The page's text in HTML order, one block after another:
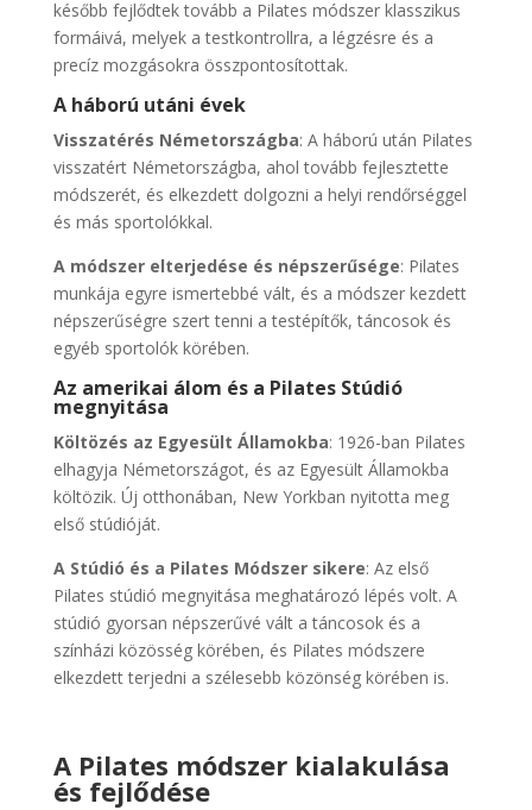
később fejlődtek tovább a Pilates módszer klasszikus
formáivá, melyek a testkontrollra, a légzésre és a
precíz mozgásokra összpontosítottak.
A háború utáni évek
Visszatérés Németországba: A háború után Pilates
visszatért Németországba, ahol tovább fejlesztette
módszerét, és elkezdett dolgozni a helyi rendőrséggel
és más sportolókkal.
A módszer elterjedése és népszerűsége: Pilates
munkája egyre ismertebbé vált, és a módszer kezdett
népszerűségre szert tenni a testépítők, táncosok és
egyéb sportolók körében.
Az amerikai álom és a Pilates Stúdió
megnyitása
Költözés az Egyesült Államokba: 1926-ban Pilates
elhagyja Németországot, és az Egyesült Államokba
költözik. Új otthonában, New Yorkban nyitotta meg
első stúdióját.
A Stúdió és a Pilates Módszer sikere: Az első
Pilates stúdió megnyitása meghatározó lépés volt. A
stúdió gyorsan népszerűvé vált a táncosok és a
színházi közösség körében, és Pilates módszere
elkezdett terjedni a szélesebb közönség körében is.
A Pilates módszer kialakulása
és fejlődése